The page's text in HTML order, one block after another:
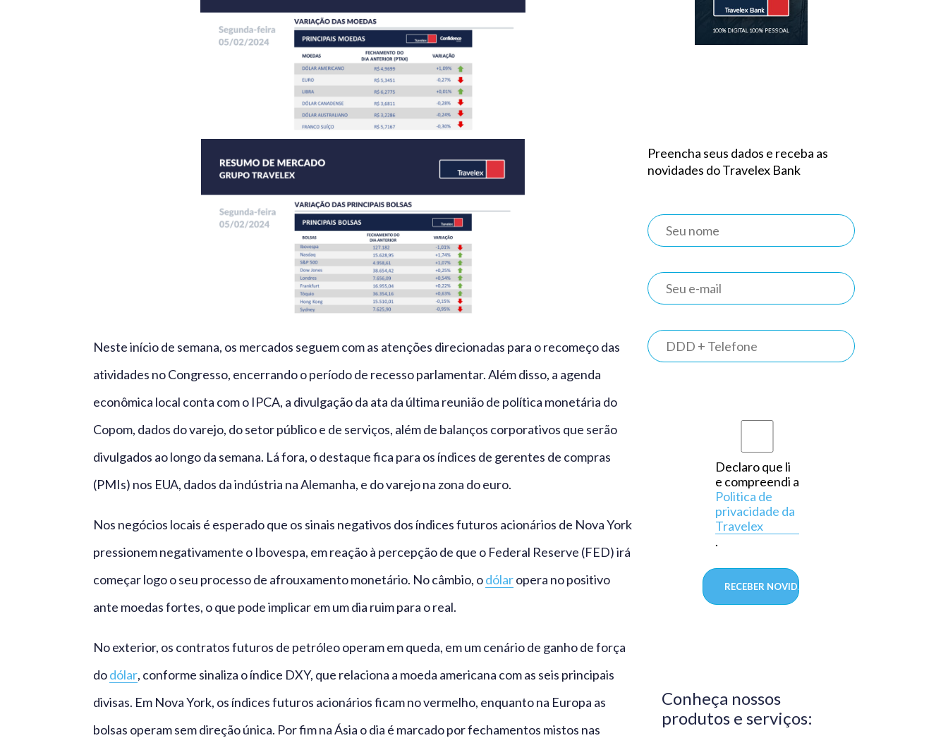
Neste início de semana, os mercados seguem com as atenções direcionadas para o recomeço das
atividades no Congresso, encerrando o período de recesso parlamentar. Além disso, a agenda
econômica local conta com o IPCA, a divulgação da ata da última reunião de política monetária do
Copom, dados do varejo, do setor público e de serviços, além de balanços corporativos que serão
divulgados ao longo da semana. Lá fora, o destaque fica para os índices de gerentes de compras
(PMIs) nos EUA, dados da indústria na Alemanha, e do varejo na zona do euro.
Nos negócios locais é esperado que os sinais negativos dos índices futuros acionários de Nova York
pressionem negativamente o Ibovespa, em reação à percepção de que o Federal Reserve (FED) irá
começar logo o seu processo de afrouxamento monetário. No câmbio, odólaropera no positivo
ante moedas fortes, o que pode implicar em um dia ruim para o real.
No exterior, os contratos futuros de petróleo operam em queda, em um cenário de ganho de força
dodólar, conforme sinaliza o índice DXY, que relaciona a moeda americana com as seis principais
divisas. Em Nova York, os índices futuros acionários ficam no vermelho, enquanto na Europa as
bolsas operam sem direção única. Por fim na Ásia o dia é marcado por fechamentos mistos nas
Preencha seus dados e receba as
novidades do Travelex Bank
Declaro que li
e compreendi a
Politica de
privacidade da
Travelex
.
TRAVELEX
BANK
primeiro
banco do
país a
operar
exclusivamente
em
aprovado
pelo
confiabilidade
e
Conheça nossos
produtos e serviços: